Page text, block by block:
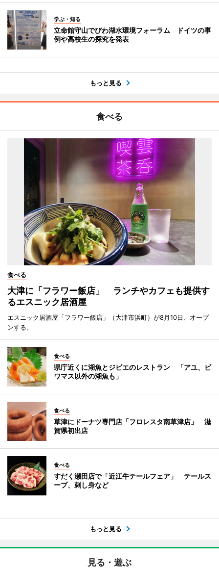
学ぶ・知る
立命館守山でびわ湖水環境フォーラム ドイツの事
例や高校生の探究を発表
もっと見る
食べる
食べる
大津に「フラワー飯店」 ランチやカフェも提供す
るエスニック居酒屋
エスニック居酒屋「フラワー飯店」（大津市浜町）が8月10日、オープ
ンする。
食べる
県庁近くに湖魚とジビエのレストラン 「アユ、ビ
ワマス以外の湖魚も」
食べる
草津にドーナツ専門店「フロレスタ南草津店」 滋
賀県初出店
食べる
すだく瀬田店で「近江牛テールフェア」 テールス
ープ、刺し身など
もっと見る
見る・遊ぶ